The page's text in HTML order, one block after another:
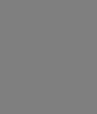
Stoff zeigt sich